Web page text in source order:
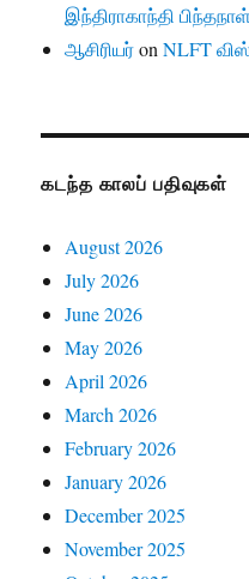
இந்திராகாந்தி
ஆசிரியர்onNLFT
கடந்த காலப் பதிவுகள்
August 2026
July 2026
June 2026
May 2026
April 2026
March 2026
February 2026
January 2026
December 2025
November 2025